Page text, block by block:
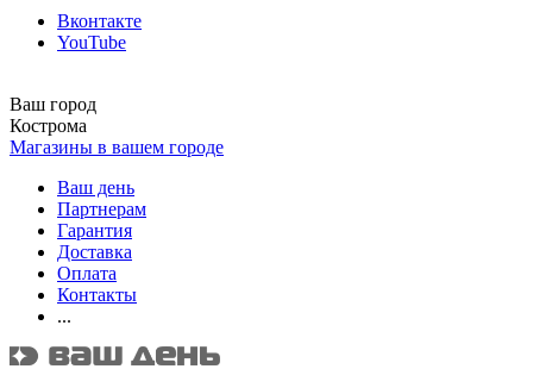
Вконтакте
YouTube
Ваш город
Кострома
Магазины в вашем городе
Ваш день
Партнерам
Гарантия
Доставка
Оплата
Контакты
...